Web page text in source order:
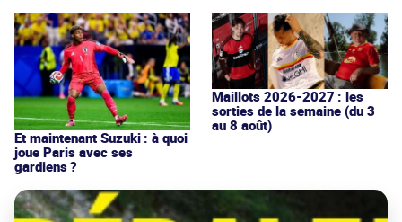
Et maintenant Suzuki : à quoi
joue Paris avec ses
gardiens ?
Maillots 2026-2027 : les
sorties de la semaine (du 3
au 8 août)